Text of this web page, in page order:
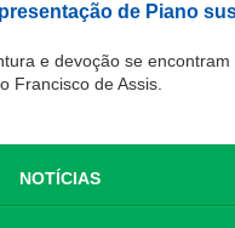
de Piano
e devoção se
Francisco de Assis.
NOTÍCIAS